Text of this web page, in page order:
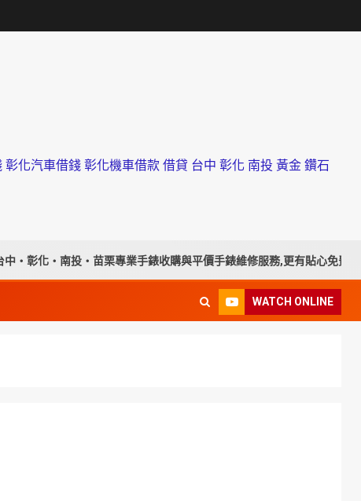
化汽車借錢 彰化機車借款 借貸 台中 彰化 南投 黃金 鑽石
專業手錶收購與平價手錶維修服務,更有貼心免費手錶換電池
WATCH ONLINE